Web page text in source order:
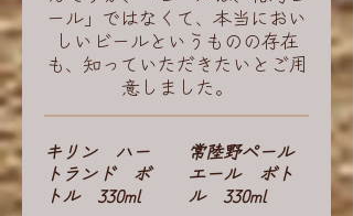
ール」ではなくて、本当におい
しいビールというものの存在
も、知っていただきたいとご用
意しました。
キリン ハー
トランド ボ
トル 330ml
常陸野ペール
エール ボト
ル 330ml